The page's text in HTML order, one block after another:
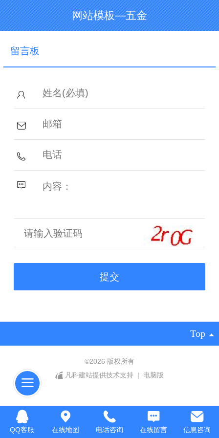
网站模板—五金
留言板
Top
©2026 版权所有
凡科建站提供技术支持
| 电脑版
QQ客服 在线地图 电话咨询 在线留言 信息咨询